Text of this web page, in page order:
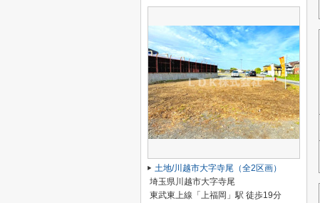
土地/川越市大字寺尾（全2区画）
埼玉県川越市大字寺尾
東武東上線「上福岡」駅 徒歩19分